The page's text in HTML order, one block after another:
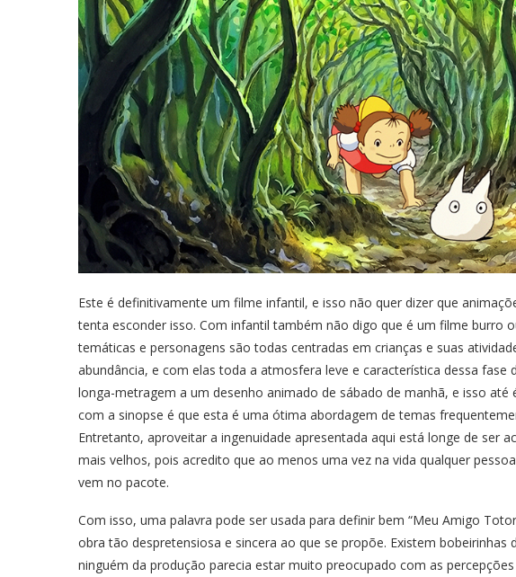
Este é definitivamente um filme infantil, e isso não quer dizer que
tenta esconder isso. Com infantil também não digo que é um filme burro
temáticas e personagens são todas centradas em crianças e suas
abundância, e com elas toda a atmosfera leve e característica dessa fase
longa-metragem a um desenho animado de sábado de manhã, e isso
com a sinopse é que esta é uma ótima abordagem de temas
Entretanto, aproveitar a ingenuidade apresentada aqui está longe de ser
mais velhos, pois acredito que ao menos uma vez na vida qualquer
vem no pacote.
Com isso, uma palavra pode ser usada para definir bem “Meu Amigo
obra tão despretensiosa e sincera ao que se propõe. Existem bobeirinhas
ninguém da produção parecia estar muito preocupado com as